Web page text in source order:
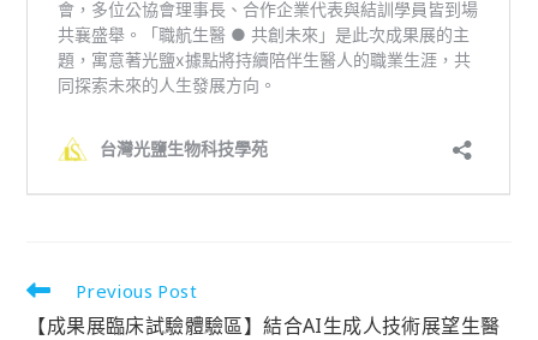
Previous Post
【成果展臨床試驗體驗區】結合AI生成人技術展望生醫